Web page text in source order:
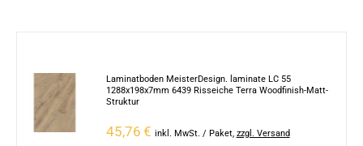
Laminatboden MeisterDesign. laminate LC 55
1288x198x7mm 6439 Risseiche Terra Woodfinish-Matt-
Struktur
45,76 € inkl. MwSt. / Paket, zzgl. Versand